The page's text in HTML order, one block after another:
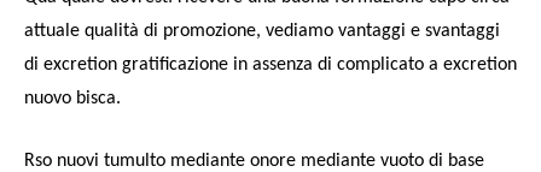
attuale qualità di promozione, vediamo vantaggi e svantaggi
di excretion gratificazione in assenza di complicato a excretion
nuovo bisca.
Rso nuovi tumulto mediante onore mediante vuoto di base